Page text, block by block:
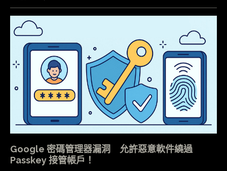
Google 密碼管理器漏洞 允許惡意軟件繞過
Passkey 接管帳戶！